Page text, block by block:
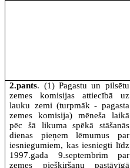
2.pants. (1) Pagastu un pilsētu
zemes komisijas attiecībā uz
lauku zemi (turpmāk - pagasta
zemes komisija) mēneša laikā
pēc šā likuma spēkā stāšanās
dienas pieņem lēmumus par
iesniegumiem, kas iesniegti līdz
1997.gada 9.septembrim par
zemes piešķiršanu pastāvīgā